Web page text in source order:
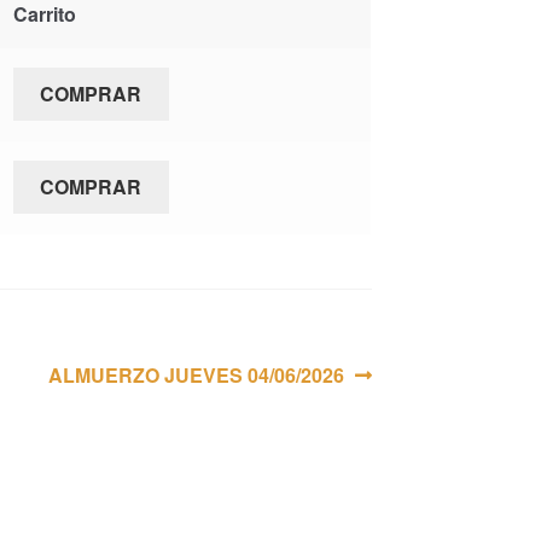
Carrito
COMPRAR
COMPRAR
Siguiente:
ALMUERZO JUEVES 04/06/2026